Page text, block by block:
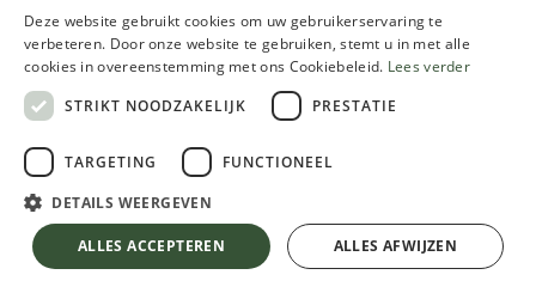
Deze website gebruikt cookies om uw gebruikerservaring te
verbeteren. Door onze website te gebruiken, stemt u in met alle
cookies in overeenstemming met ons Cookiebeleid. Lees verder
STRIKT NOODZAKELIJK
PRESTATIE
TARGETING FUNCTIONEEL
DETAILS WEERGEVEN
ALLES ACCEPTEREN ALLES AFWIJZEN